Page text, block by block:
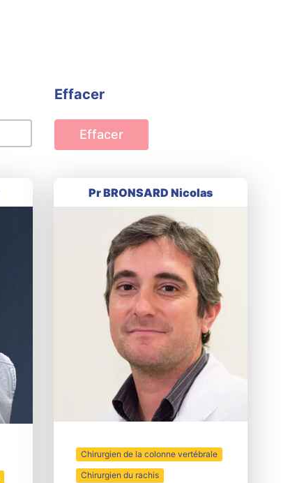
Effacer
Effacer
Pr BRONSARD Nicolas
Chirurgien de la colonne vertébrale
Chirurgien du rachis